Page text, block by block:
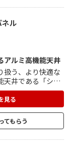
ている高架下駅
ル
アルミ高機能天井
扱う、より快適な
天井である「シス
。 耐震天井
」は、業界初の
であるSNAP IN工
では、スラブよ
ンガーにより野縁
見る
てもらう